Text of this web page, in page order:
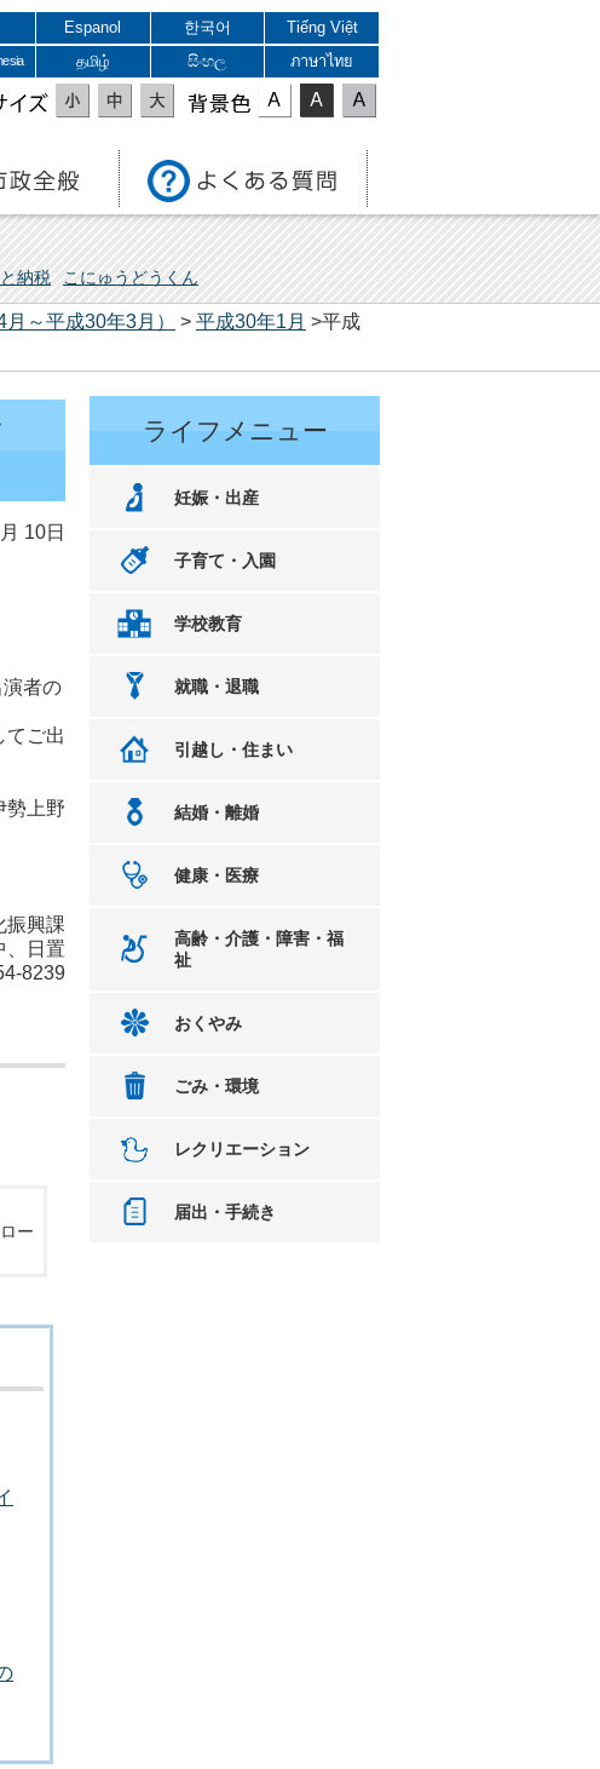
Espanol 한국어
Tiếng Việt
தமிழ் සිංහල ภาษาไทย
ズ 表示色
納税 こにゅうどうくん
～平成30年3月） > 平成30年1月 >平成
10日
者の
てご出
勢上野
興課
日置
8239
ー
ライフメニュー
妊娠・出産
子育て・入園
学校教育
就職・退職
引越し・住まい
結婚・離婚
健康・医療
高齢・介護・障害・福
祉
おくやみ
ごみ・環境
レクリエーション
届出・手続き